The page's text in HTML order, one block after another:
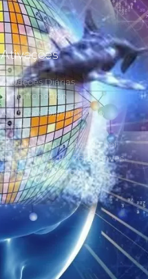
Ativações
Ativações Diárias
Synchronotron
Ativações Diárias Lei do
Tempo
Estudos Postulados da Lei
do Tempo e das 260 Chaves
do Synchronotron